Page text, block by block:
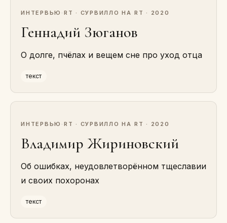
ИНТЕРВЬЮ · RT · СУРВИЛЛО НА RT · 2020
Геннадий Зюганов
О долге, пчёлах и вещем сне про уход отца
текст
ИНТЕРВЬЮ · RT · СУРВИЛЛО НА RT · 2020
Владимир Жириновский
Об ошибках, неудовлетворённом тщеславии
и своих похоронах
текст